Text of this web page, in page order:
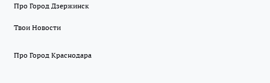
Про Город Дзержинск
Твои Новости
Про Город Краснодара